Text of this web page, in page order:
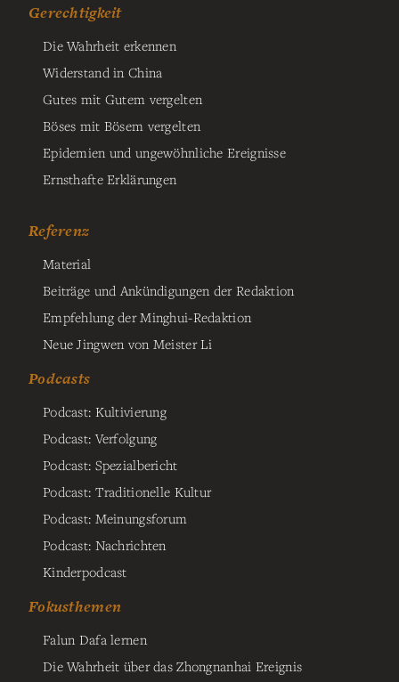
Gerechtigkeit
Die Wahrheit erkennen
Widerstand in China
Gutes mit Gutem vergelten
Böses mit Bösem vergelten
Epidemien und ungewöhnliche Ereignisse
Ernsthafte Erklärungen
Referenz
Material
Beiträge und Ankündigungen der Redaktion
Empfehlung der Minghui-Redaktion
Neue Jingwen von Meister Li
Podcasts
Podcast: Kultivierung
Podcast: Verfolgung
Podcast: Spezialbericht
Podcast: Traditionelle Kultur
Podcast: Meinungsforum
Podcast: Nachrichten
Kinderpodcast
Fokusthemen
Falun Dafa lernen
Die Wahrheit über das Zhongnanhai Ereignis